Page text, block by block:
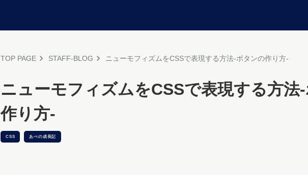
TOP PAGE STAFF-BLOG ニューモフィズムをCSSで表現する方法-ボタンの作り方-
ニューモフィズムをCSSで表現する方法
作り方-
CSS あべの成長記